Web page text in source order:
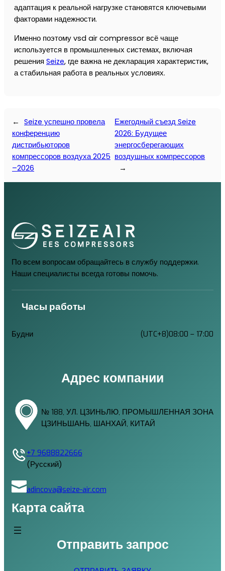
адаптация к реальной нагрузке становятся ключевыми
факторами надежности.
Именно поэтому vsd air compressor всё чаще
используется в промышленных системах, включая
решения Seize, где важна не декларация характеристик,
а стабильная работа в реальных условиях.
← Seize успешно провела
конференцию
дистрибьюторов
компрессоров воздуха 2025
–2026
Ежегодный съезд Seize
2026: Будущее
энергосберегающих
воздушных компрессоров
→
По всем вопросам обращайтесь в службу поддержки.
Наши специалисты всегда готовы помочь.
Часы работы
Будни (UTC+8)08:00 – 17:00
Адрес компании
№ 188, УЛ. ЦЗИНЬЛЮ, ПРОМЫШЛЕННАЯ ЗОНА
ЦЗИНЬШАНЬ, ШАНХАЙ, КИТАЙ
+7 9688822666
(Русский)
adincova@seize-air.com
Карта сайта
Отправить запрос